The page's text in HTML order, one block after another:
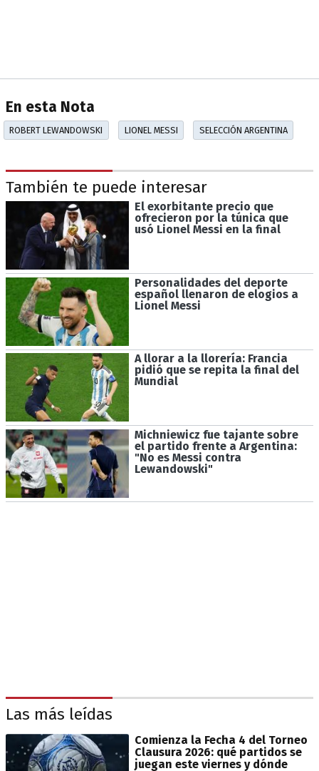
En esta Nota
ROBERT LEWANDOWSKI LIONEL MESSI SELECCIÓN ARGENTINA
También te puede interesar
El exorbitante precio que
ofrecieron por la túnica que
usó Lionel Messi en la final
Personalidades del deporte
español llenaron de elogios a
Lionel Messi
A llorar a la llorería: Francia
pidió que se repita la final del
Mundial
Michniewicz fue tajante sobre
el partido frente a Argentina:
"No es Messi contra
Lewandowski"
Las más leídas
Comienza la Fecha 4 del Torneo
Clausura 2026: qué partidos se
juegan este viernes y dónde